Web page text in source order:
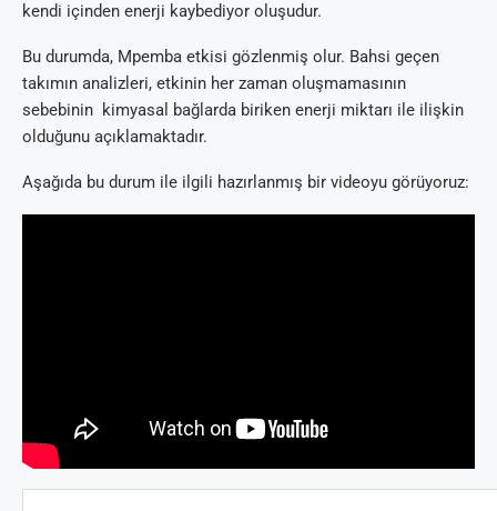
kendi içinden enerji kaybediyor oluşudur.
Bu durumda, Mpemba etkisi gözlenmiş olur. Bahsi geçen
takımın analizleri, etkinin her zaman oluşmamasının
sebebinin kimyasal bağlarda biriken enerji miktarı ile ilişkin
olduğunu açıklamaktadır.
Aşağıda bu durum ile ilgili hazırlanmış bir videoyu görüyoruz: